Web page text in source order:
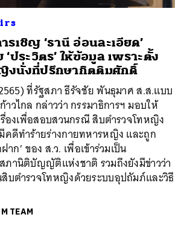
เชิญ ‘ธานี อ่อนละเอียด’
ประวิตร’ ให้ข้อมูล เพราะตั้ง
งนั่งที่ปรึกษากิตติมศักดิ์
ที่รัฐสภา ธีรัจชัย พันธุมาศ ส.ส.แบบ
วไกล กล่าวว่า กรรมาธิการฯ มอบให้
รื่องเพื่อสอบสวนกรณี สิบตำรวจโทหญิง
คดีทำร้ายร่างกายทหารหญิง และถูก
าก’ ของ ส.ว. เพื่อเข้าร่วมเป็น
ภานิติบัญญัติแห่งชาติ รวมถึงยังมีข่าวว่า
บตำรวจโทหญิงด้วยระบบอุปถัมภ์และวิธี
TEAM
TWEET LINE EMAIL